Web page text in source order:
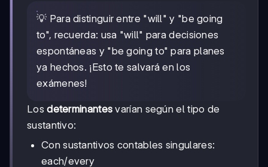
💡 Para distinguir entre "will" y "be going
to", recuerda: usa "will" para decisiones
espontáneas y "be going to" para planes
ya hechos. ¡Esto te salvará en los
exámenes!
Losdeterminantes varían según el tipo de
sustantivo:
Con sustantivos contables singulares:
each/every